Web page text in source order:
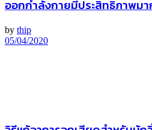
ออกกำลังกายมีประสิทธิภาพม
by thip
05/04/2020